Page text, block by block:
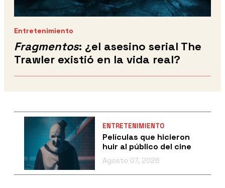
Entretenimiento
Fragmentos: ¿el asesino serial The
Trawler existió en la vida real?
ENTRETENIMIENTO
Películas que hicieron
huir al público del cine
Agosto 07, 2026